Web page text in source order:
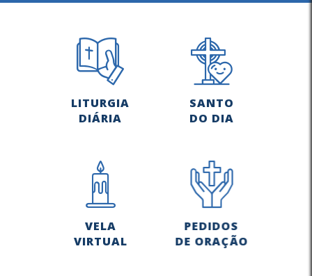
LITURGIA
DIÁRIA
SANTO
DO DIA
VELA
VIRTUAL
PEDIDOS
DE ORAÇÃO